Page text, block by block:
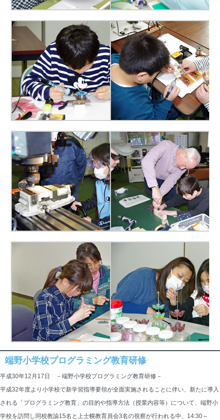
端野小学校プログラミング教育研修
平成30年12月17日 －端野小学校プログラミング教育研修－
平成32年度より小学校で新学習指導要領が全面実施されることに伴い、新たに導入
される「プログラミング教育」の目的や指導方法（授業内容等）について、端野小
学校を訪問し同校教諭15名と上士幌教育員会3名の視察が行われる中、14:30～